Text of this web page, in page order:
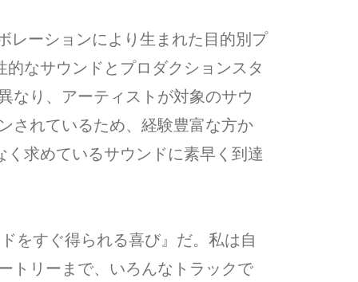
ーションにより生まれた目的別プ
なサウンドとプロダクションスタ
なり、アーティストが対象のサウ
されているため、経験豊富な方か
求めているサウンドに素早く到達
をすぐ得られる喜び』だ。私は自
トリーまで、いろんなトラックで